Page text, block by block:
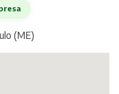
(ME)